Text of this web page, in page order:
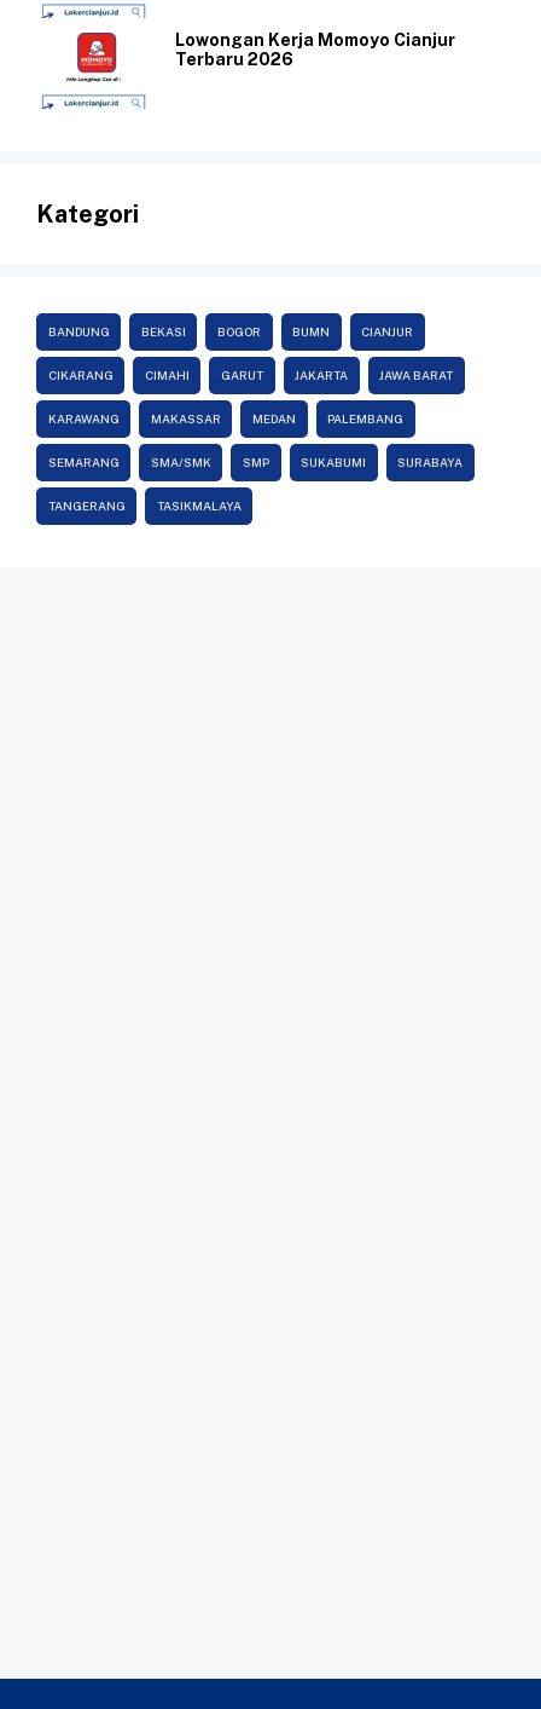
Lowongan Kerja Momoyo Cianjur
Terbaru 2026
Kategori
BANDUNG BEKASI BOGOR BUMN CIANJUR
CIKARANG CIMAHI GARUT JAKARTA JAWA BARAT
KARAWANG MAKASSAR MEDAN PALEMBANG
SEMARANG SMA/SMK SMP SUKABUMI SURABAYA
TANGERANG TASIKMALAYA